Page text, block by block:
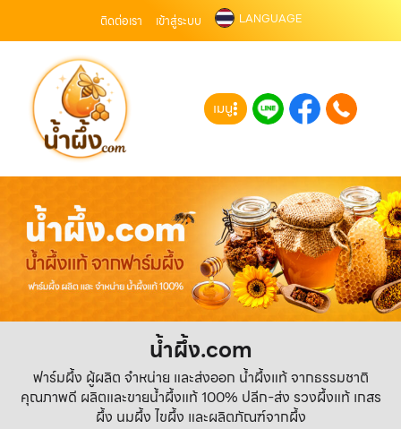
ติดต่อเรา เข้าสู่ระบบ LANGUAGE
เมนู
น้ำผึ้ง.com
ฟาร์มผึ้ง ผู้ผลิต จำหน่าย และส่งออก น้ำผึ้งแท้ จากธรรมชาติ
คุณภาพดี ผลิตและขายน้ำผึ้งแท้ 100% ปลีก-ส่ง รวงผึ้งแท้ เกสร
ผึ้ง นมผึ้ง ไขผึ้ง และผลิตภัณฑ์จากผึ้ง